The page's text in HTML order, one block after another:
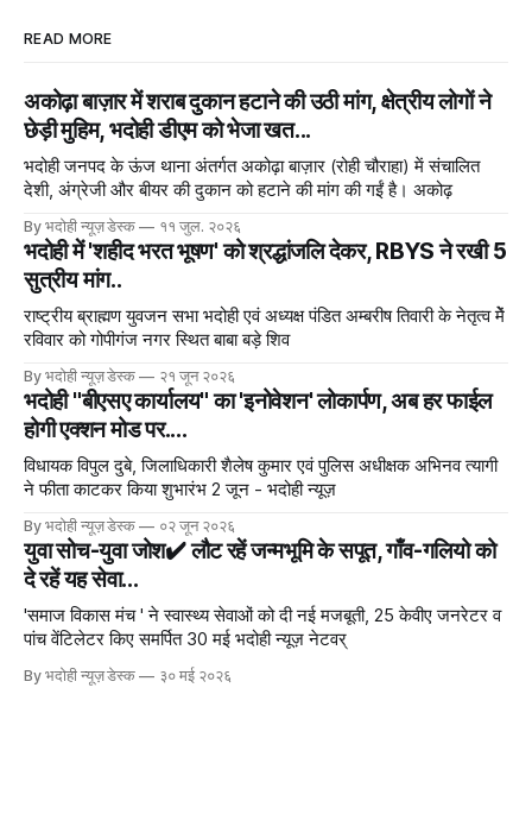
READ MORE
अकोढ़ा बाज़ार में शराब दुकान हटाने की उठी मांग, क्षेत्रीय लोगों ने
छेड़ी मुहिम, भदोही डीएम को भेजा खत...
भदोही जनपद के ऊंज थाना अंतर्गत अकोढ़ा बाज़ार (रोही चौराहा) में संचालित
देशी, अंग्रेजी और बीयर की दुकान को हटाने की मांग की गईं है। अकोढ़
By भदोही न्यूज़ डेस्क ११ जुल. २०२६
भदोही में 'शहीद भरत भूषण' को श्रद्धांजलि देकर, RBYS ने रखी 5
सुत्रीय मांग..
राष्ट्रीय ब्राह्मण युवजन सभा भदोही एवं अध्यक्ष पंडित अम्बरीष तिवारी के नेतृत्व मेें
रविवार को गोपीगंज नगर स्थित बाबा बड़े शिव
By भदोही न्यूज़ डेस्क २१ जून २०२६
भदोही "बीएसए कार्यालय" का 'इनोवेशन' लोकार्पण, अब हर फाईल
होगी एक्शन मोड पर....
विधायक विपुल दुबे, जिलाधिकारी शैलेष कुमार एवं पुलिस अधीक्षक अभिनव त्यागी
ने फीता काटकर किया शुभारंभ 2 जून - भदोही न्यूज़
By भदोही न्यूज़ डेस्क ०२ जून २०२६
युवा सोच-युवा जोश✔️ लौट रहें जन्मभूमि के सपूत, गाँव-गलियो को
दे रहें यह सेवा...
'समाज विकास मंच ' ने स्वास्थ्य सेवाओं को दी नई मजबूती, 25 केवीए जनरेटर व
पांच वेंटिलेटर किए समर्पित 30 मई भदोही न्यूज़ नेटवर्
By भदोही न्यूज़ डेस्क ३० मई २०२६